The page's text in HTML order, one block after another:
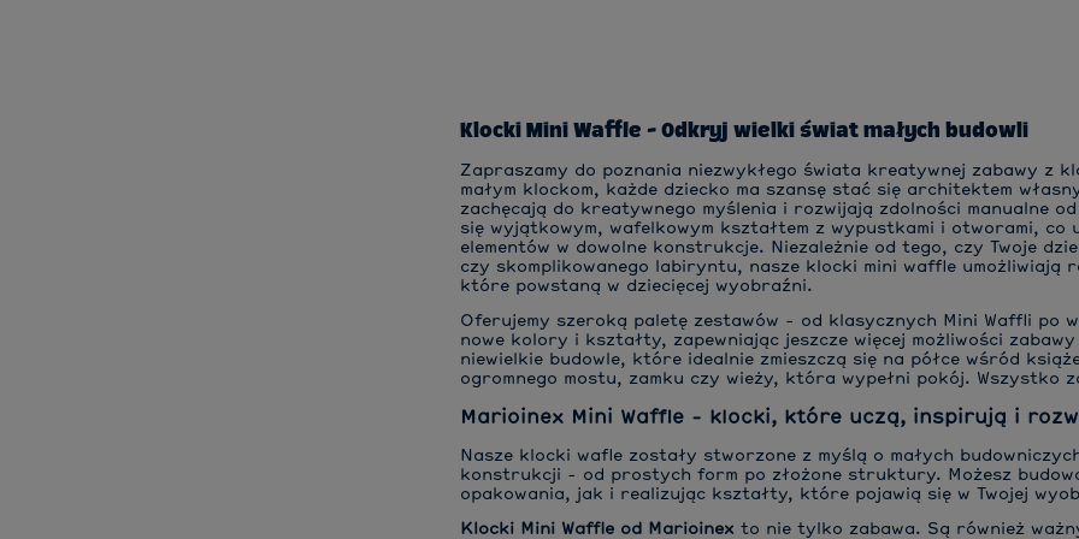
Klocki Mini Waffle - Odkryj wielki świat małych budowli
Zapraszamy do poznania niezwykłego świata kreatywnej zabawy z
małym klockom, każde dziecko ma szansę stać się architektem
zachęcają do kreatywnego myślenia i rozwijają zdolności manualne
się wyjątkowym, wafelkowym kształtem z wypustkami i otworami, co
elementów w dowolne konstrukcje. Niezależnie od tego, czy Twoje
czy skomplikowanego labiryntu, nasze klocki mini waffle
które powstaną w dziecięcej wyobraźni.
Oferujemy szeroką paletę zestawów - od klasycznych Mini Waffli po
nowe kolory i kształty, zapewniając jeszcze więcej możliwości
niewielkie budowle, które idealnie zmieszczą się na półce wśród
ogromnego mostu, zamku czy wieży, która wypełni pokój. Wszystko
Marioinex Mini Waffle - klocki, które uczą, inspirują i
Nasze klocki wafle zostały stworzone z myślą o małych
konstrukcji - od prostych form po złożone struktury. Możesz
opakowania, jak i realizując kształty, które pojawią się w Twojej
Klocki Mini Waffle od Marioinex to nie tylko zabawa. Są również